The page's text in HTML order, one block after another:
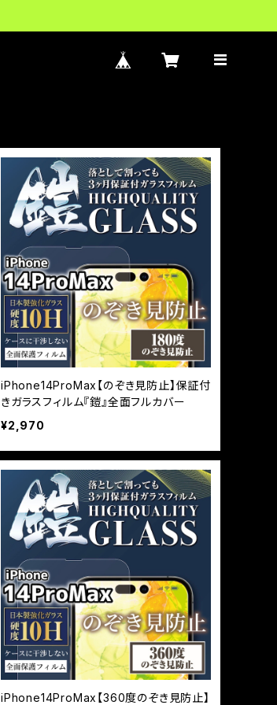
iPhone14ProMax【のぞき見防止】保証付
きガラスフィルム『鎧』全面フルカバー
¥2,970
iPhone14ProMax【360度のぞき見防止】